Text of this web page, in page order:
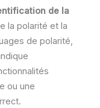
de la
la polarité et la
de polarité,
ou une